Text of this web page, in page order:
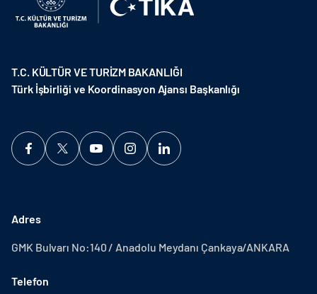
T.C. KÜLTÜR VE TURİZM BAKANLIĞI
Türk İşbirliği ve Koordinasyon Ajansı Başkanlığı
Adres
GMK Bulvarı No:140 / Anadolu Meydanı Çankaya/ANKARA
Telefon